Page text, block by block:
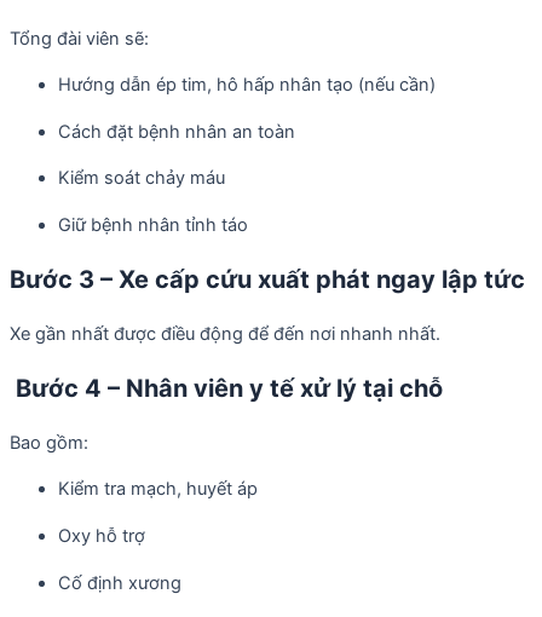
Tổng đài viên sẽ:
Hướng dẫn ép tim, hô hấp nhân tạo (nếu cần)
Cách đặt bệnh nhân an toàn
Kiểm soát chảy máu
Giữ bệnh nhân tỉnh táo
Bước 3 – Xe cấp cứu xuất phát ngay lập tức
Xe gần nhất được điều động để đến nơi nhanh nhất.
Bước 4 – Nhân viên y tế xử lý tại chỗ
Bao gồm:
Kiểm tra mạch, huyết áp
Oxy hỗ trợ
Cố định xương